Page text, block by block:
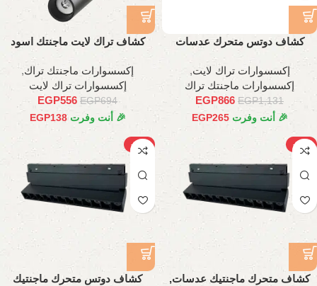
كشاف دوتس متحرك عدسات
اسطواني, 45 سم
إكسسوارات تراك لايت,
إكسسوارات ماجنتك تراك
EGP1,131
EGP866
🎉 أنت وفرت EGP265
كشاف تراك لايت ماجنتك اسود
إكسسوارات ماجنتك تراك,
إكسسوارات تراك لايت
EGP694
EGP556
🎉 أنت وفرت EGP138
-21%
كشاف متحرك ماجنتيك عدسات,
-20%
كشاف دوتس متحرك ماجنتيك